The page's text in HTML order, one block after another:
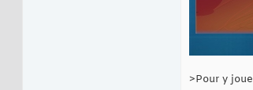
>Pour y